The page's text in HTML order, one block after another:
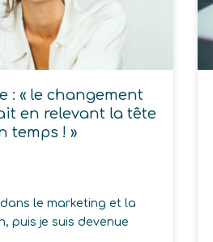
: « le changement
en relevant la tête
temps ! »
le marketing et la
puis je suis devenue